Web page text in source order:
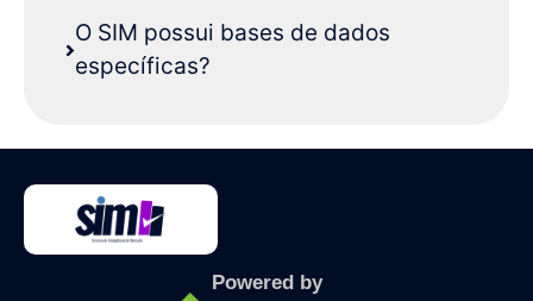
O SIM possui bases de dados
específicas?
Powered by